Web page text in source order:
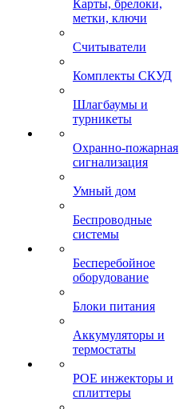
Карты, брелоки,
метки, ключи
Считыватели
Комплекты СКУД
Шлагбаумы и
турникеты
Охранно-пожарная
сигнализация
Умный дом
Беспроводные
системы
Бесперебойное
оборудование
Блоки питания
Аккумуляторы и
термостаты
POE инжекторы и
сплиттеры